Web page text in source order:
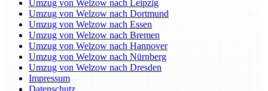
Umzug von Welzow nach Leipzig
Umzug von Welzow nach Dortmund
Umzug von Welzow nach Essen
Umzug von Welzow nach Bremen
Umzug von Welzow nach Hannover
Umzug von Welzow nach Nürnberg
Umzug von Welzow nach Dresden
Impressum
Datenschutz